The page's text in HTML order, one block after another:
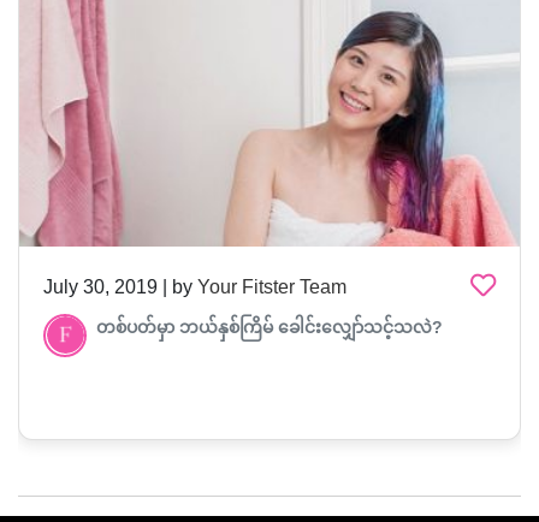
July 30, 2019 | byYour Fitster Team
တစ်ပတ်မှာ ဘယ်နှစ်ကြိမ် ခေါင်းလျှော်သင့်သလဲ?